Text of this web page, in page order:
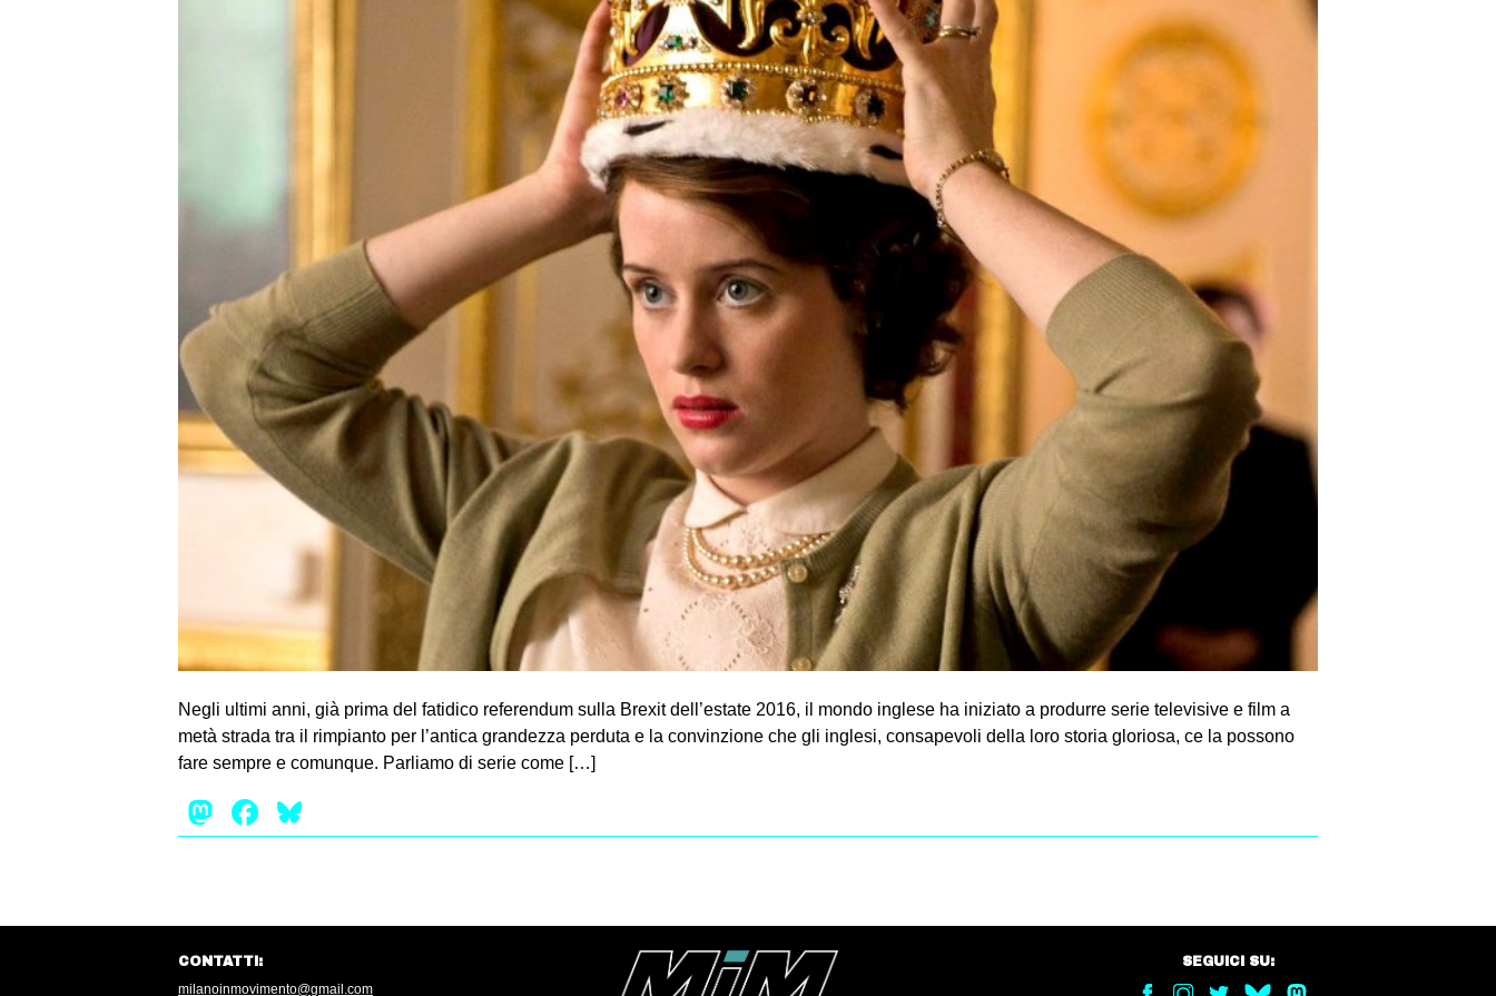
Negli ultimi anni, già prima del fatidico referendum sulla Brexit dell’estate 2016, il mondo inglese ha iniziato a produrre serie televisive e film a
metà strada tra il rimpianto per l’antica grandezza perduta e la convinzione che gli inglesi, consapevoli della loro storia gloriosa, ce la possono
fare sempre e comunque. Parliamo di serie come […]
Mastodon
Facebook
CONTATTI:
milanoinmovimento@gmail.com
SEGUICI SU: